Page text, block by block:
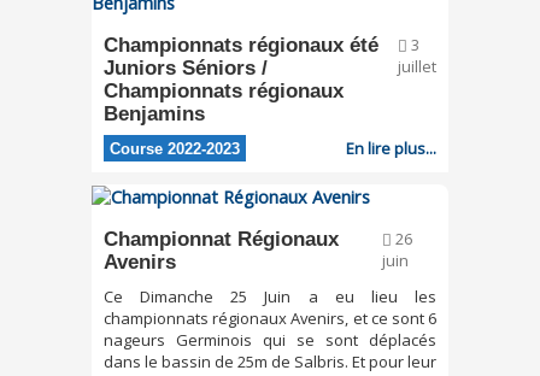
Championnats régionaux été
Juniors Séniors /
Championnats régionaux
Benjamins
3
juillet
Course 2022-2023 En lire plus...
Championnat Régionaux
Avenirs
26
juin
Ce Dimanche 25 Juin a eu lieu les
championnats régionaux Avenirs, et ce sont 6
nageurs Germinois qui se sont déplacés
dans le bassin de 25m de Salbris. Et pour leur